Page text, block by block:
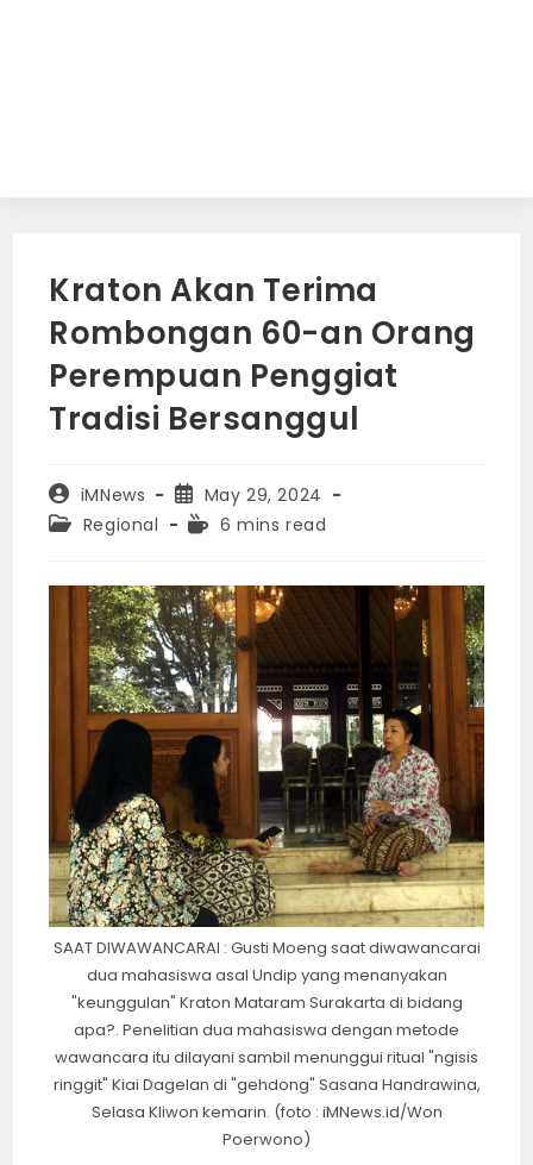
Kraton Akan Terima
Rombongan 60-an Orang
Perempuan Penggiat
Tradisi Bersanggul
Post
author:
iMNews
Post
published:
May 29, 2024
PostRegional
Reading
6 mins read
SAAT DIWAWANCARAI : Gusti Moeng saat diwawancarai
dua mahasiswa asal Undip yang menanyakan
"keunggulan" Kraton Mataram Surakarta di bidang
apa?. Penelitian dua mahasiswa dengan metode
wawancara itu dilayani sambil menunggui ritual "ngisis
ringgit" Kiai Dagelan di "gehdong" Sasana Handrawina,
Selasa Kliwon kemarin. (foto : iMNews.id/Won
Poerwono)